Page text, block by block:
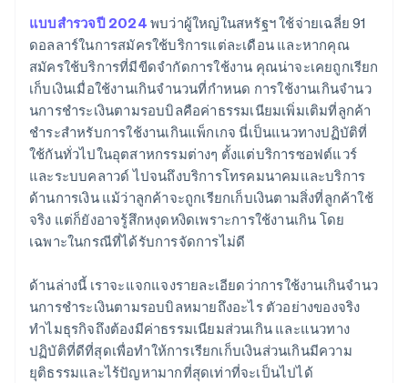
แบบสํารวจปี 2024 พบว่าผู้ใหญ่ในสหรัฐฯ ใช้จ่ายเฉลี่ย 91
ดอลลาร์ในการสมัครใช้บริการแต่ละเดือน และหากคุณ
สมัครใช้บริการที่มีขีดจํากัดการใช้งาน คุณน่าจะเคยถูกเรียก
เก็บเงินเมื่อใช้งานเกินจํานวนที่กําหนด การใช้งานเกินจํานว
นการชําระเงินตามรอบบิลคือค่าธรรมเนียมเพิ่มเติมที่ลูกค้า
ชําระสําหรับการใช้งานเกินแพ็กเกจ นี่เป็นแนวทางปฏิบัติที่
ใช้กันทั่วไปในอุตสาหกรรมต่างๆ ตั้งแต่บริการซอฟต์แวร์
และระบบคลาวด์ ไปจนถึงบริการโทรคมนาคมและบริการ
ด้านการเงิน แม้ว่าลูกค้าจะถูกเรียกเก็บเงินตามสิ่งที่ลูกค้าใช้
จริง แต่ก็ยังอาจรู้สึกหงุดหงิดเพราะการใช้งานเกิน โดย
เฉพาะในกรณีที่ได้รับการจัดการไม่ดี
ด้านล่างนี้ เราจะแจกแจงรายละเอียดว่าการใช้งานเกินจํานว
นการชําระเงินตามรอบบิลหมายถึงอะไร ตัวอย่างของจริง
ทําไมธุรกิจถึงต้องมีค่าธรรมเนียมส่วนเกิน และแนวทาง
ปฏิบัติที่ดีที่สุดเพื่อทำให้การเรียกเก็บเงินส่วนเกินมีความ
ยุติธรรมและไร้ปัญหามากที่สุดเท่าที่จะเป็นไปได้